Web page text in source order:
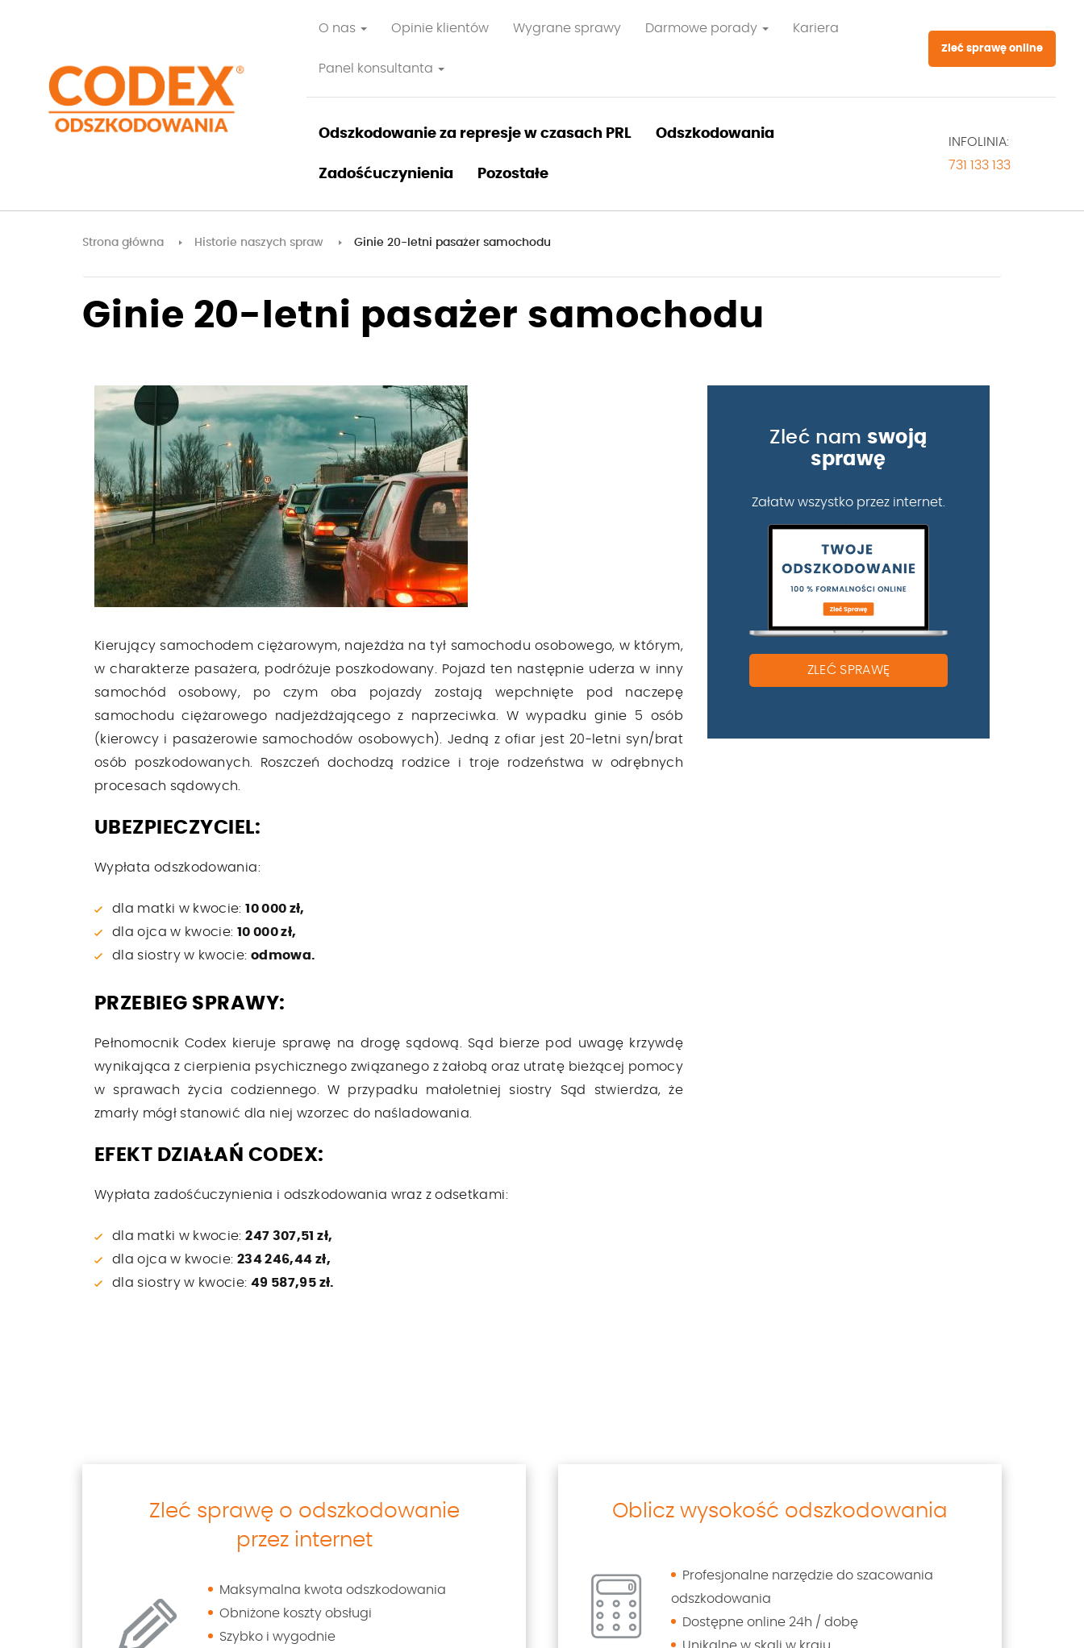
O nas Opinie klientów Wygrane sprawy Darmowe porady Kariera
Panel konsultanta
Zleć sprawę online
Odszkodowanie za represje w czasach PRL Odszkodowania
Zadośćuczynienia Pozostałe
INFOLINIA:
731 133 133
Strona główna Historie naszych spraw Ginie 20-letni pasażer samochodu
Ginie 20-letni pasażer samochodu
Kierujący samochodem ciężarowym, najeżdża na tył samochodu osobowego, w którym,
w charakterze pasażera, podróżuje poszkodowany. Pojazd ten następnie uderza w inny
samochód osobowy, po czym oba pojazdy zostają wepchnięte pod naczepę
samochodu ciężarowego nadjeżdżającego z naprzeciwka. W wypadku ginie 5 osób
(kierowcy i pasażerowie samochodów osobowych). Jedną z ofiar jest 20-letni syn/brat
osób poszkodowanych. Roszczeń dochodzą rodzice i troje rodzeństwa w odrębnych
procesach sądowych.
UBEZPIECZYCIEL:
Wypłata odszkodowania:
dla matki w kwocie:10 000 zł,
dla ojca w kwocie: 10 000 zł,
dla siostry w kwocie: odmowa.
PRZEBIEG SPRAWY:
Pełnomocnik Codex kieruje sprawę na drogę sądową. Sąd bierze pod uwagę krzywdę
wynikająca z cierpienia psychicznego związanego z żałobą oraz utratę bieżącej pomocy
w sprawach życia codziennego. W przypadku małoletniej siostry Sąd stwierdza, że
zmarły mógł stanowić dla niej wzorzec do naśladowania.
EFEKT DZIAŁAŃ CODEX:
Wypłata zadośćuczynienia i odszkodowania wraz z odsetkami:
dla matki w kwocie:247 307,51 zł,
dla ojca w kwocie: 234 246,44 zł,
dla siostry w kwocie: 49 587,95 zł.
Zleć namswoją
sprawę
Załatw wszystko przez internet.
ZLEĆ SPRAWĘ
Zleć sprawę o odszkodowanie
przez internet
Maksymalna kwota odszkodowania
Obniżone koszty obsługi
Szybko i wygodnie
Oblicz wysokość odszkodowania
Profesjonalne narzędzie do szacowania
odszkodowania
Dostępne online 24h / dobę